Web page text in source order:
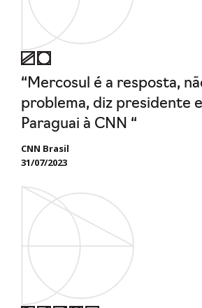
“Mercosul é a resposta,
problema, diz presidente
Paraguai à CNN “
CNN Brasil
31/07/2023